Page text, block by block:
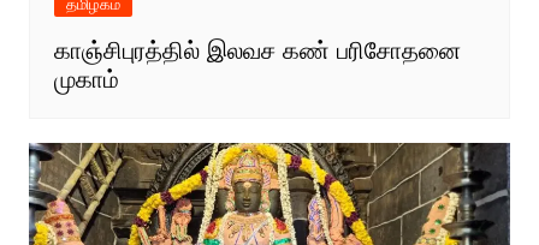
தமிழகம்
காஞ்சிபுரத்தில் இலவச கண் பரிசோதனை
முகாம்